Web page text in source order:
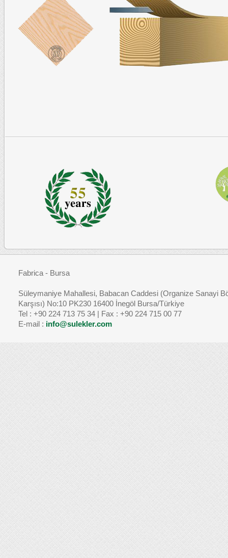
Fabrica - Bursa
Süleymaniye Mahallesi, Babacan Caddesi (Organize Sanayi
Karşısı) No:10 PK230 16400 İnegöl Bursa/Türkiye
Tel : +90 224 713 75 34 | Fax : +90 224 715 00 77
E-mail : info@sulekler.com